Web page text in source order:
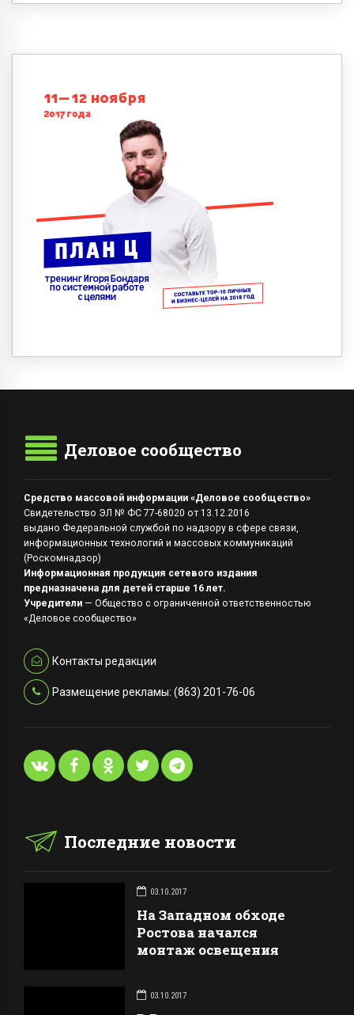
Деловое сообщество
Средство массовой информации «Деловое сообщество»
Свидетельство ЭЛ № ФС 77-68020 от 13.12.2016
выдано Федеральной службой по надзору в сфере связи,
информационных технологий и массовых коммуникаций
(Роскомнадзор)
Информационная продукция сетевого издания
предназначена для детей старше 16 лет.
Учредители — Общество с ограниченной ответственностью
«Деловое сообщество»
Контакты редакции
Размещение рекламы: (863) 201-76-06
Последние новости
03.10.2017
На Западном обходе
Ростова начался
монтаж освещения
03.10.2017